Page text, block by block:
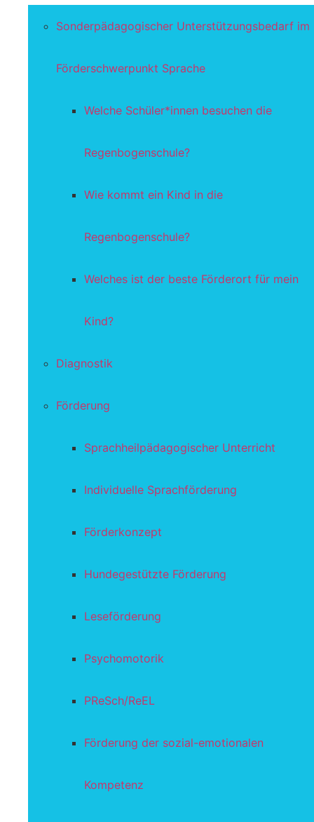
Sonderpädagogischer Unterstützungsbedarf im
Förderschwerpunkt Sprache
Welche Schüler*innen besuchen die
Regenbogenschule?
Wie kommt ein Kind in die
Regenbogenschule?
Welches ist der beste Förderort für mein
Kind?
Diagnostik
Förderung
Sprachheilpädagogischer Unterricht
Individuelle Sprachförderung
Förderkonzept
Hundegestützte Förderung
Leseförderung
Psychomotorik
PReSch/ReEL
Förderung der sozial-emotionalen
Kompetenz